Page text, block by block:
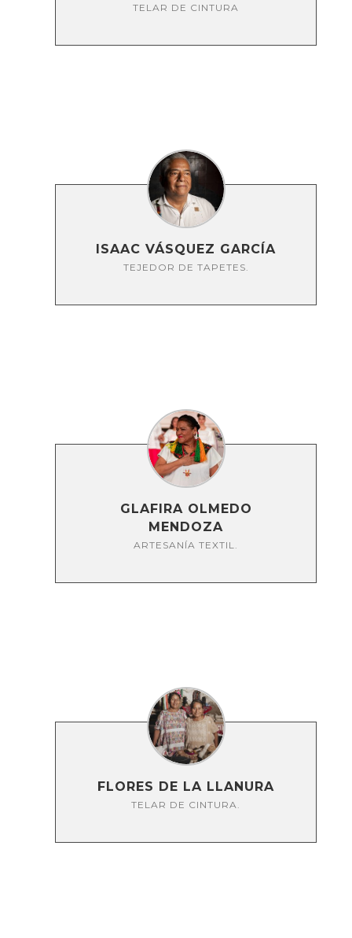
TELAR DE CINTURA
ISAAC VÁSQUEZ GARCÍA
TEJEDOR DE TAPETES.
GLAFIRA OLMEDO
MENDOZA
ARTESANÍA TEXTIL.
FLORES DE LA LLANURA
TELAR DE CINTURA.